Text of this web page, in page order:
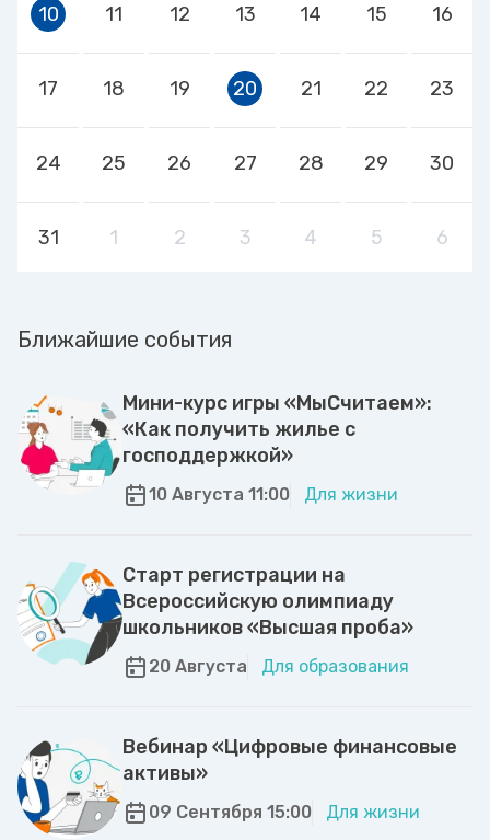
10 11 12 13 14 15 16
17 18 19 20 21 22 23
24 25 26 27 28 29 30
31 1 2 3 4 5 6
Ближайшие события
Мини-курс игры «МыСчитаем»:
«Как получить жилье с
господдержкой»
10 Августа 11:00 Для жизни
Старт регистрации на
Всероссийскую олимпиаду
школьников «Высшая проба»
20 Августа Для образования
Вебинар «Цифровые финансовые
активы»
09 Сентября 15:00 Для жизни